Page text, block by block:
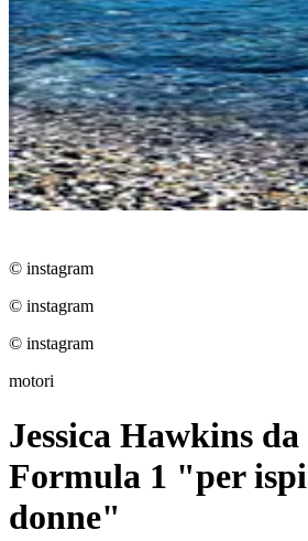
© instagram
© instagram
© instagram
motori
Jessica Hawkins
Formula 1 "per
donne"